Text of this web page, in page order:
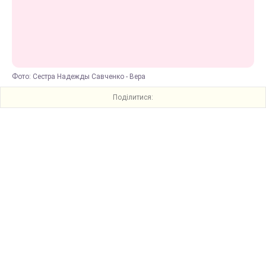
Фото: Сестра Надежды Савченко - Вера
Поділитися: